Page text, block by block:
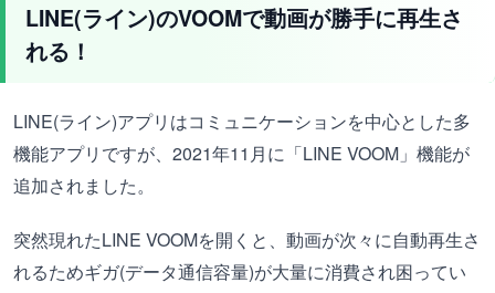
LINE(ライン)のVOOMで動画が勝手に再生さ
れる！
LINE(ライン)アプリはコミュニケーションを中心とした多
機能アプリですが、2021年11月に「LINE VOOM」機能が
追加されました。
突然現れたLINE VOOMを開くと、動画が次々に自動再生さ
れるためギガ(データ通信容量)が大量に消費され困ってい